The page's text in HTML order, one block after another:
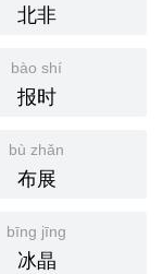
北非
bào shí
报时
bù zhǎn
布展
bīng jīng
冰晶